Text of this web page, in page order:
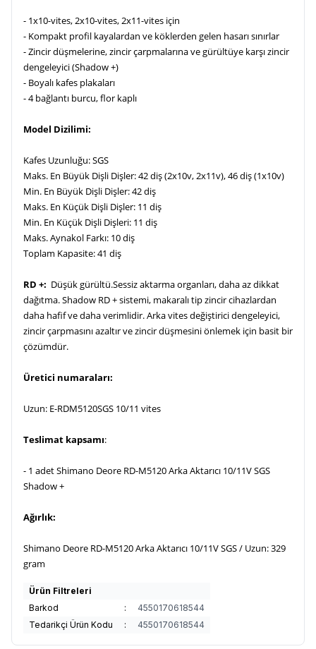
- 1x10-vites, 2x10-vites, 2x11-vites için
- Kompakt profil kayalardan ve köklerden gelen hasarı sınırlar
- Zincir düşmelerine, zincir çarpmalarına ve gürültüye karşı zincir
dengeleyici (Shadow +)
- Boyalı kafes plakaları
- 4 bağlantı burcu, flor kaplı
Model Dizilimi:
Kafes Uzunluğu: SGS
Maks. En Büyük Dişli Dişler: 42 diş (2x10v, 2x11v), 46 diş (1x10v)
Min. En Büyük Dişli Dişler: 42 diş
Maks. En Küçük Dişli Dişler: 11 diş
Min. En Küçük Dişli Dişleri: 11 diş
Maks. Aynakol Farkı: 10 diş
Toplam Kapasite: 41 diş
RD +: Düşük gürültü.Sessiz aktarma organları, daha az dikkat
dağıtma. Shadow RD + sistemi, makaralı tip zincir cihazlardan
daha hafif ve daha verimlidir. Arka vites değiştirici dengeleyici,
zincir çarpmasını azaltır ve zincir düşmesini önlemek için basit bir
çözümdür.
Üretici numaraları:
Uzun: E-RDM5120SGS 10/11 vites
Teslimat kapsamı:
- 1 adet Shimano Deore RD-M5120 Arka Aktarıcı 10/11V SGS
Shadow +
Ağırlık:
Shimano Deore RD-M5120 Arka Aktarıcı 10/11V SGS / Uzun: 329
gram
Ürün Filtreleri
Barkod
:
4550170618544
Tedarikçi Ürün Kodu
: 4550170618544